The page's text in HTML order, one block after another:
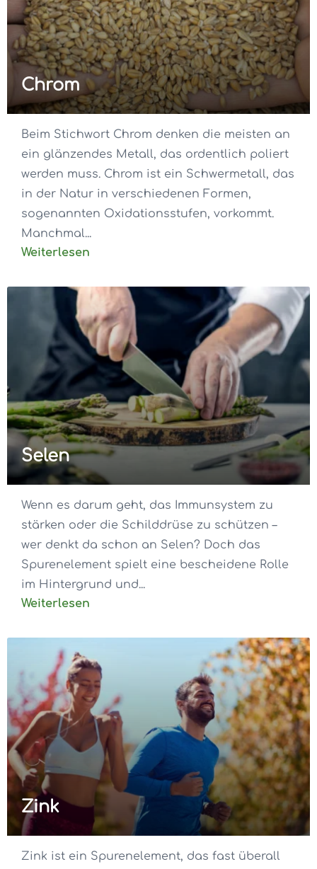
Chrom
Beim Stichwort Chrom denken die meisten an
ein glänzendes Metall, das ordentlich poliert
werden muss. Chrom ist ein Schwermetall, das
in der Natur in verschiedenen Formen,
sogenannten Oxidationsstufen, vorkommt.
Manchmal...
Weiterlesen
Selen
Wenn es darum geht, das Immunsystem zu
stärken oder die Schilddrüse zu schützen –
wer denkt da schon an Selen? Doch das
Spurenelement spielt eine bescheidene Rolle
im Hintergrund und...
Weiterlesen
Zink
Zink ist ein Spurenelement, das fast überall